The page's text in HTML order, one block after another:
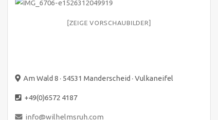
[ZEIGE VORSCHAUBILDER]
Am Wald 8 · 54531 Manderscheid · Vulkaneifel
+49(0)6572 4187
info@wilhelmsruh.com